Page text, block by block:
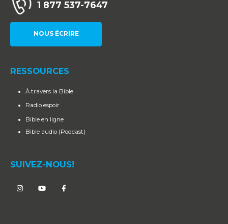
1 877 537-7647
NOUS ÉCRIRE
RESSOURCES
À travers la Bible
Radio espoir
Bible en ligne
Bible audio (Podcast)
SUIVEZ-NOUS!